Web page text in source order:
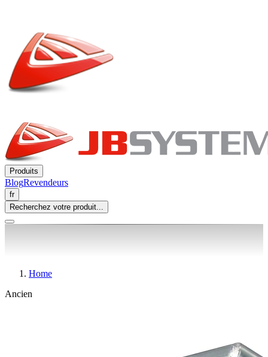
Produits
BlogRevendeurs
fr
Recherchez votre produit...
Home
Ancien